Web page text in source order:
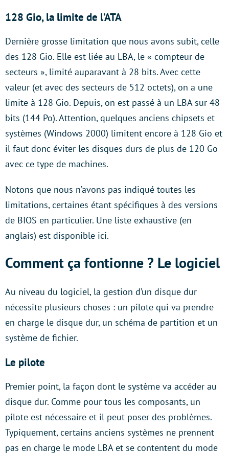
128 Gio, la limite de l’ATA
Dernière grosse limitation que nous avons subit, celle
des 128 Gio. Elle est liée au LBA, le « compteur de
secteurs », limité auparavant à 28 bits. Avec cette
valeur (et avec des secteurs de 512 octets), on a une
limite à 128 Gio. Depuis, on est passé à un LBA sur 48
bits (144 Po). Attention, quelques anciens chipsets et
systèmes (Windows 2000) limitent encore à 128 Gio et
il faut donc éviter les disques durs de plus de 120 Go
avec ce type de machines.
Notons que nous n’avons pas indiqué toutes les
limitations, certaines étant spécifiques à des versions
de BIOS en particulier. Une liste exhaustive (en
anglais) est disponible ici.
Comment ça fontionne ? Le logiciel
Au niveau du logiciel, la gestion d’un disque dur
nécessite plusieurs choses : un pilote qui va prendre
en charge le disque dur, un schéma de partition et un
système de fichier.
Le pilote
Premier point, la façon dont le système va accéder au
disque dur. Comme pour tous les composants, un
pilote est nécessaire et il peut poser des problèmes.
Typiquement, certains anciens systèmes ne prennent
pas en charge le mode LBA et se contentent du mode